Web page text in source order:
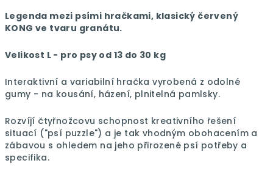
Legenda mezi psími hračkami, klasický červený
KONG ve tvaru granátu.
Velikost L - pro psy od 13 do 30 kg
Interaktivní a variabilní hračka vyrobená z odolné
gumy - na kousání, házení, plnitelná pamlsky.
Rozvíjí čtyřnožcovu schopnost kreativního řešení
situací ("psí puzzle") a je tak vhodným obohacením a
zábavou s ohledem na jeho přirozené psí potřeby a
specifika.